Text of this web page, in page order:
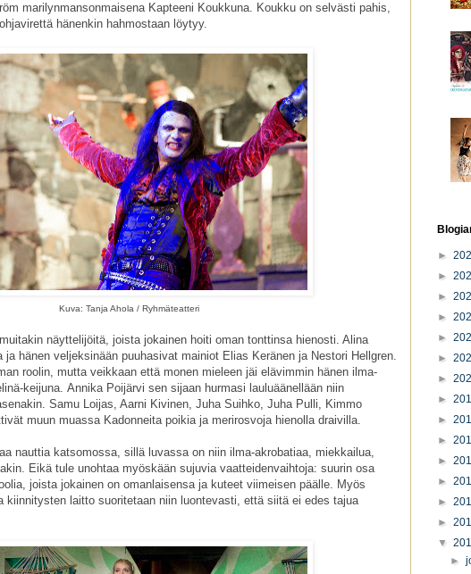
marilynmansonmaisena Kapteeni Koukkuna. Koukku on selvästi pahis,
hänenkin hahmostaan löytyy.
Kuva: Tanja Ahola / Ryhmäteatteri
näyttelijöitä, joista jokainen hoiti oman tonttinsa hienosti. Alina
ja hänen veljeksinään puuhasivat mainiot Elias Keränen ja Nestori Hellgren.
roolin, mutta veikkaan että monen mieleen jäi elävimmin hänen ilma-
keijuna. Annika Poijärvi sen sijaan hurmasi lauluäänellään niin
Samu Loijas, Aarni Kivinen, Juha Suihko, Juha Pulli, Kimmo
muun muassa Kadonneita poikia ja merirosvoja hienolla draivilla.
nauttia katsomossa, sillä luvassa on niin ilma-akrobatiaa, miekkailua,
Eikä tule unohtaa myöskään sujuvia vaatteidenvaihtoja: suurin osa
joista jokainen on omanlaisensa ja kuteet viimeisen päälle. Myös
kiinnitysten laitto suoritetaan niin luontevasti, että siitä ei edes tajua
►
►
►
►
►
►
►
►
►
►
►
►
►
►
▼
►